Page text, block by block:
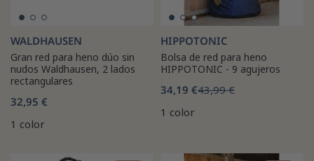
WALDHAUSEN
Gran red para heno dúo sin
nudos Waldhausen, 2 lados
rectangulares
32,95 €
1 color
HIPPOTONIC
Bolsa de red para heno
HIPPOTONIC - 9 agujeros
34,19 €43,99 €
1 color